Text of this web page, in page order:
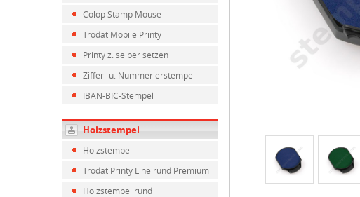
Colop Stamp Mouse
Trodat Mobile Printy
Printy z. selber setzen
Ziffer- u. Nummerierstempel
IBAN-BIC-Stempel
Holzstempel
Holzstempel
Trodat Printy Line rund Premium
Holzstempel rund